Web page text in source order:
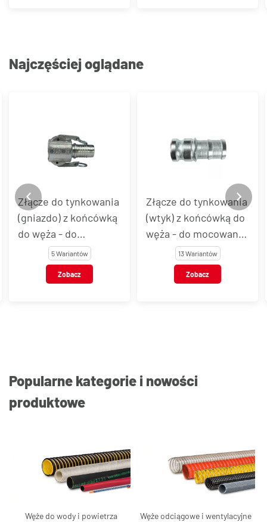
Najczęściej oglądane
Złącze do tynkowania
(wtyk) z końcówką do
węża - do mocowania
opaskami13 Wariantów
Zobacz
Złącze do tynkowania
(wtyk) z końcówką do
węża - do zaciskania
9 Wariantów
Zobacz
Popularne kategorie i nowości
produktowe
Węże do wody i powietrza Węże odciągowe i wentylacyjne